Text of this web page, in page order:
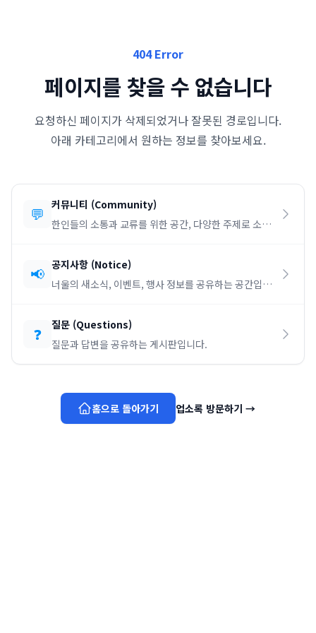
404 Error
페이지를 찾을 수 없습니다
요청하신 페이지가 삭제되었거나 잘못된 경로입니다.
아래 카테고리에서 원하는 정보를 찾아보세요.
💬 커뮤니티 (Community)
한인들의 소통과 교류를 위한 공간, 다양한 주제로 소통
📢 공지사항 (Notice)
너울의 새소식, 이벤트, 행사 정보를 공유하는 공간입니
❓ 질문 (Questions)
질문과 답변을 공유하는 게시판입니다.
홈으로 돌아가기 업소록 방문하기 →